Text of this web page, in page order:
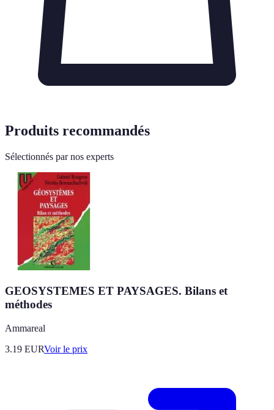
Produits recommandés
Sélectionnés par nos experts
GEOSYSTEMES ET PAYSAGES. Bilans et
méthodes
Ammareal
3.19 EURVoir le prix